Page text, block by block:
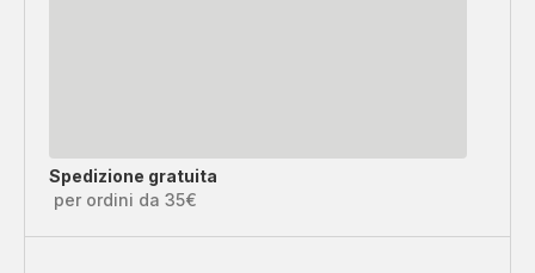
Spedizione gratuita
per ordini da 35€